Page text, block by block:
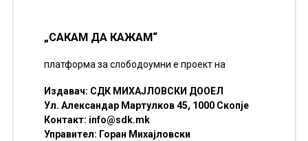
„САКАМ ДА КАЖАМ“
платформа за слободоумни е проект на
Издавач: СДК МИХАЈЛОВСКИ ДООЕЛ
Ул. Александар Мартулков 45, 1000 Скопје
Контакт: info@sdk.mk
Управител: Горан Михајловски